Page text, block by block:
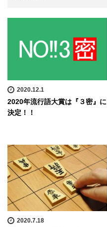
2020.12.1
2020年流行語大賞は『３密』に
決定！！
2020.7.18